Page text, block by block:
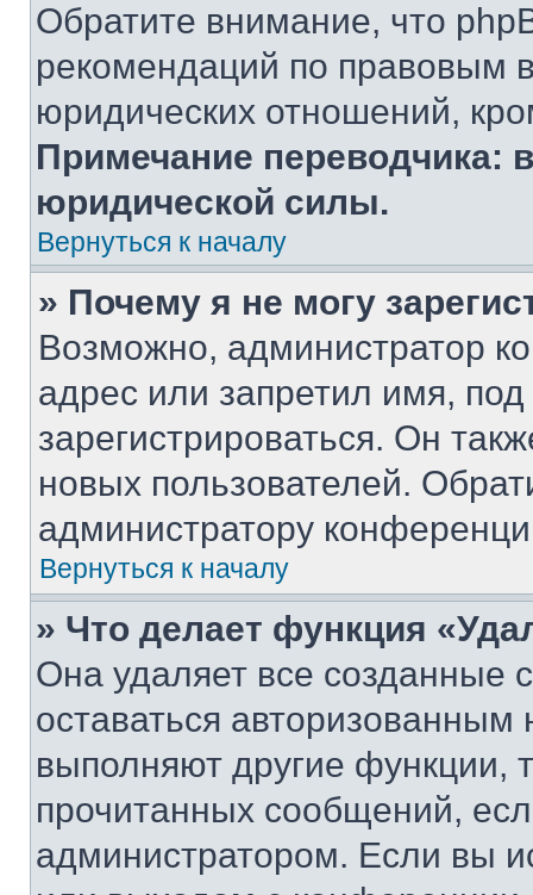
Обратите внимание, что
рекомендаций по правовым
юридических отношений,
Примечание переводчика:
юридической силы.
Вернуться к началу
» Почему я не могу
Возможно, администратор
адрес или запретил имя,
зарегистрироваться. Он
новых пользователей.
администратору
Вернуться к началу
» Что делает функция
Она удаляет все созданные
оставаться
выполняют другие функции,
прочитанных сообщений,
администратором. Если вы